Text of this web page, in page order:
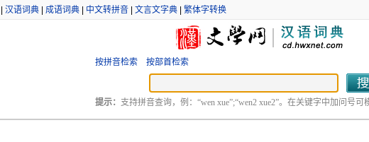
汉语词典| 成语词典| 中文转拼音| 文言文字典| 繁体字转换
按拼音检索 按部首检索
提示： 支持拼音查询，例：“wen xue”;“wen2 xue2”。在关键字中加问号可